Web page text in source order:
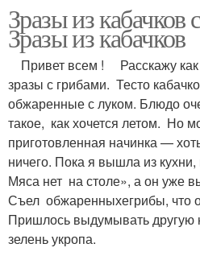
Зразы из
Зразы из кабачков
Привет всем ! Расскажу как
зразы с грибами. Тесто
обжаренные с луком. Блюдо
такое, как хочется летом. Но
приготовленная начинка —
ничего. Пока я вышла из
Мяса нет на столе», а он уже
Съел обжаренныхегрибы, что
Пришлось выдумывать другую
зелень укропа.